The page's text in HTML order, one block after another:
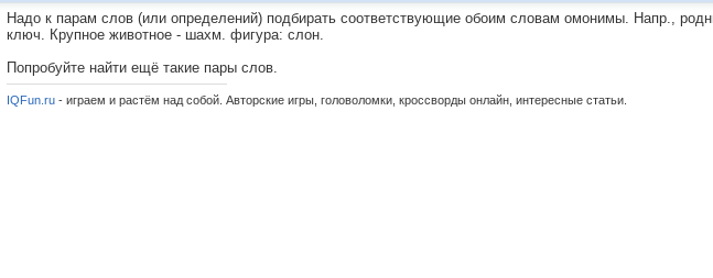
Надо к парам слов (или определений) подбирать соответствующие обоим словам омонимы. Напр.,
ключ. Крупное животное - шахм. фигура: слон.
Попробуйте найти ещё такие пары слов.
IQFun.ru - играем и растём над собой. Авторские игры, головоломки, кроссворды онлайн, интересные статьи.